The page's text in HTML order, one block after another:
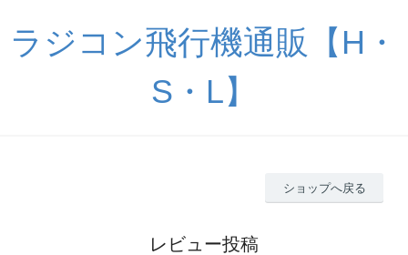
ラジコン飛行機通販【H・
S・L】
ショップへ戻る
レビュー投稿